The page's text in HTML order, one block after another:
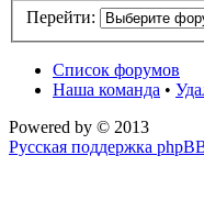
Перейти:
Список форумов
Наша команда •
Powered by © 2013
Русская поддержка